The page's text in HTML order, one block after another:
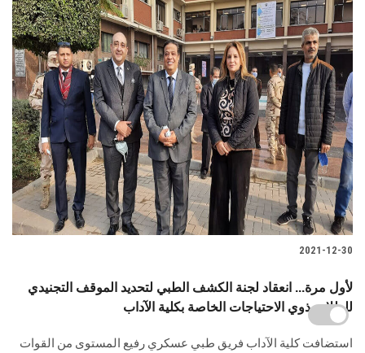
2021-12-30
لأول مرة... انعقاد لجنة الكشف الطبي لتحديد الموقف التجنيدي
للطلاب ذوي الاحتياجات الخاصة بكلية الآداب
استضافت كلية الآداب فريق طبي عسكري رفيع المستوى من القوات